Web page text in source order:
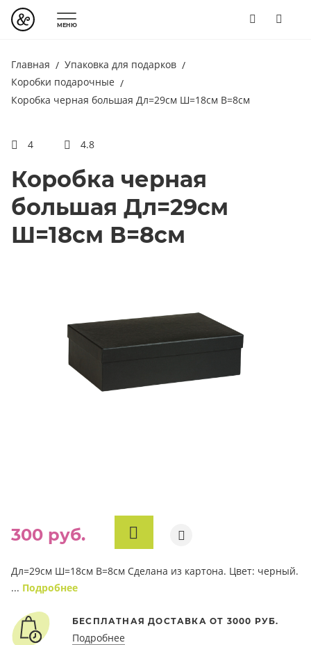
МЕНЮ
Главная
Упаковка для подарков
Коробки подарочные
Коробка черная большая Дл=29см Ш=18см В=8см
4 4.8
Коробка черная
большая Дл=29см
Ш=18см В=8см
300 руб.
Дл=29см Ш=18см В=8см Сделана из картона. Цвет: черный.
... Подробнее
БЕСПЛАТНАЯ ДОСТАВКА ОТ 3000 РУБ.
Подробнее